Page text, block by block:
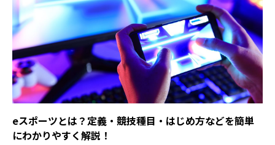
eスポーツとは？定義・競技種目・はじめ方などを簡単
にわかりやすく解説！